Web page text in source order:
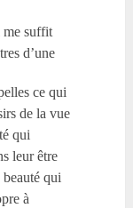
me suffit
d’une
ce qui
de la vue
qui
leur être
qui
à